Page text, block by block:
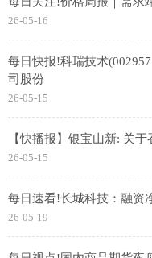
26-05-16
每日快报!科瑞技术
司股份
26-05-15
【快播报】银宝山新: 关
26-05-15
每日速看!长城科技：融资
26-05-19